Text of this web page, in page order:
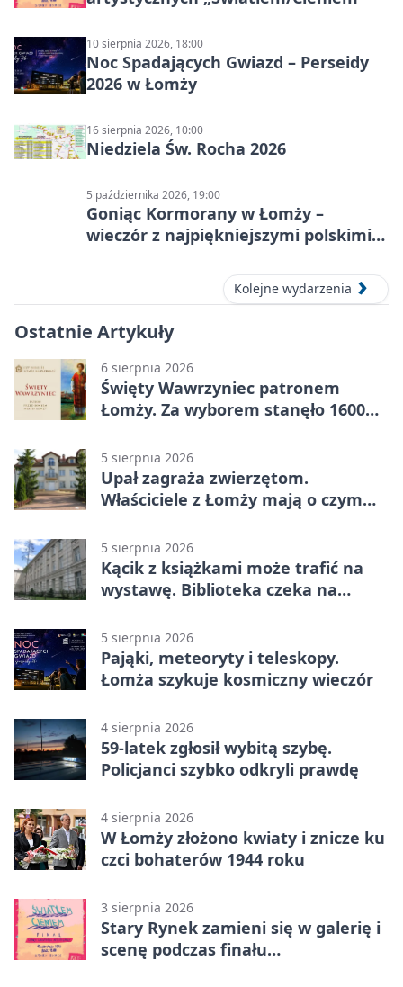
10 sierpnia 2026, 18:00
Noc Spadających Gwiazd – Perseidy
2026 w Łomży
16 sierpnia 2026, 10:00
Niedziela Św. Rocha 2026
5 października 2026, 19:00
Goniąc Kormorany w Łomży –
wieczór z najpiękniejszymi polskimi
Kolejne wydarzenia
Ostatnie Artykuły
6 sierpnia 2026
Święty Wawrzyniec patronem
Łomży. Za wyborem stanęło 1600
5 sierpnia 2026
Upał zagraża zwierzętom.
Właściciele z Łomży mają o czym
5 sierpnia 2026
Kącik z książkami może trafić na
wystawę. Biblioteka czeka na
5 sierpnia 2026
Pająki, meteoryty i teleskopy.
Łomża szykuje kosmiczny wieczór
4 sierpnia 2026
59-latek zgłosił wybitą szybę.
Policjanci szybko odkryli prawdę
4 sierpnia 2026
W Łomży złożono kwiaty i znicze ku
czci bohaterów 1944 roku
3 sierpnia 2026
Stary Rynek zamieni się w galerię i
scenę podczas finału